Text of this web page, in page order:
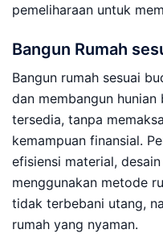
pemeliharaan untuk
Bangun Rumah
Bangun rumah sesuai
dan membangun
tersedia, tanpa
kemampuan finansial.
efisiensi material,
menggunakan metode
tidak terbebani utang,
rumah yang nyaman.